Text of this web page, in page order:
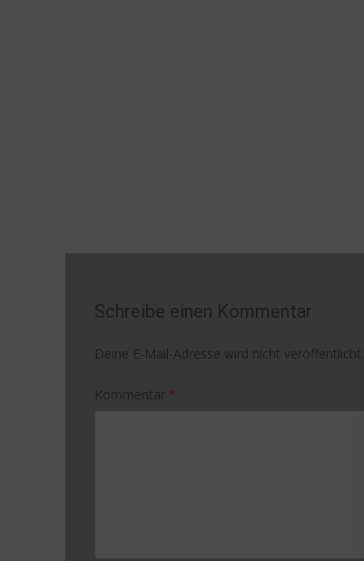
Schreibe einen Kommentar
Deine E-Mail-Adresse wird nicht veröffentlicht.
Kommentar *